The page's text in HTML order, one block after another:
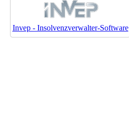
Invep - Insolvenzverwalter-Software